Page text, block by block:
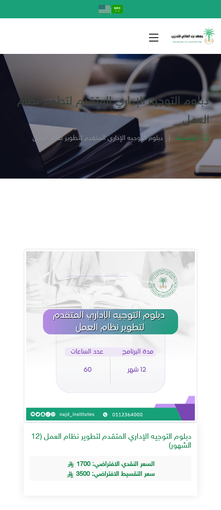
|
دبلوم التوجيه الإداري المتقدم لتطوير نظام
العمل
الرئيسية | دبلوم التوجيه الإداري المتقدم لتطوير نظام العمل
دبلوم التوجيه الإداري المتقدم لتطوير نظام العمل (12
الشهور)
السعر النقدي الافتراضي: 1700
سعر التقسيط الافتراضي: 3500